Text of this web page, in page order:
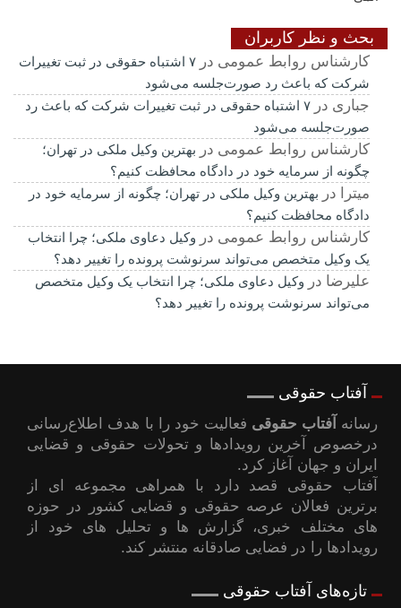
بحث و نظر کاربران
کارشناس روابط عمومی در
۷ اشتباه حقوقی در ثبت تغییرات
شرکت که باعث رد صورت‌جلسه می‌شود
جباری در
۷ اشتباه حقوقی در ثبت تغییرات شرکت که باعث رد
صورت‌جلسه می‌شود
کارشناس روابط عمومی در
بهترین وکیل ملکی در تهران؛
چگونه از سرمایه خود در دادگاه محافظت کنیم؟
میترا در
بهترین وکیل ملکی در تهران؛ چگونه از سرمایه خود در
دادگاه محافظت کنیم؟
کارشناس روابط عمومی در
وکیل دعاوی ملکی؛ چرا انتخاب
یک وکیل متخصص می‌تواند سرنوشت پرونده را تغییر دهد؟
علیرضا در
وکیل دعاوی ملکی؛ چرا انتخاب یک وکیل متخصص
می‌تواند سرنوشت پرونده را تغییر دهد؟
آفتاب حقوقی
رسانه آفتاب حقوقی فعالیت خود را با هدف اطلاع‌رسانی
درخصوص آخرین رویدادها و تحولات حقوقی و قضایی
ایران و جهان آغاز کرد.
آفتاب حقوقی قصد دارد با همراهی مجموعه ای از
برترین فعالان عرصه حقوقی و قضایی کشور در حوزه
های مختلف خبری، گزارش ها و تحلیل های خود از
رویدادها را در فضایی صادقانه منتشر کند.
تازه‌های آفتاب حقوقی